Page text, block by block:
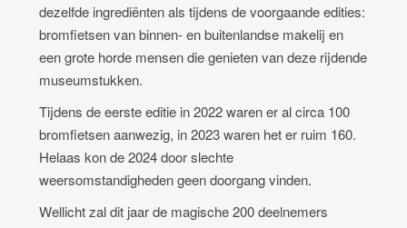
dezelfde ingrediënten als tijdens de voorgaande edities:
bromfietsen van binnen- en buitenlandse makelij en
een grote horde mensen die genieten van deze rijdende
museumstukken.
Tijdens de eerste editie in 2022 waren er al circa 100
bromfietsen aanwezig, in 2023 waren het er ruim 160.
Helaas kon de 2024 door slechte
weersomstandigheden geen doorgang vinden.
Wellicht zal dit jaar de magische 200 deelnemers